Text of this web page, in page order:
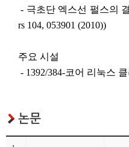
- 극초단 엑스선 펄스의
rs 104, 053901 (2010))
주요 시설
- 1392/384-코어 리눅스
논문